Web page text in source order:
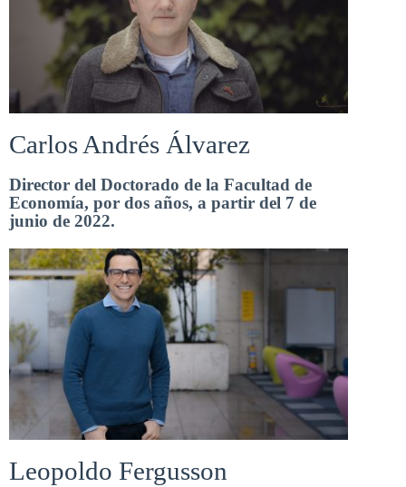
Carlos Andrés Álvarez
Director del Doctorado de la Facultad de
Economía, por dos años, a partir del 7 de
junio de 2022.
Leopoldo Fergusson